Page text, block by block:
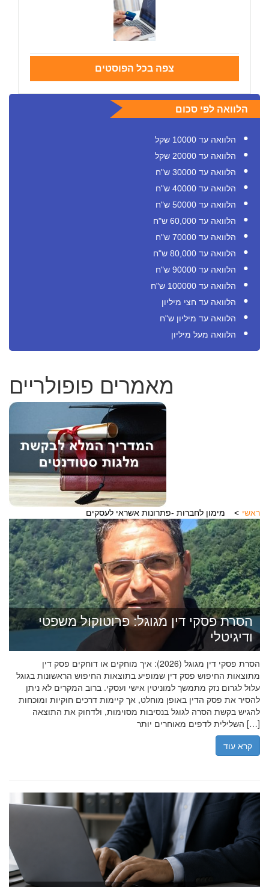
צפה בכל הפוסטים
הלוואה לפי סכום
הלוואה עד 10000 שקל
הלוואה עד 20000 שקל
הלוואה עד 30000 ש"ח
הלוואה עד 40000 ש"ח
הלוואה עד 50000 ש"ח
הלוואה עד 60,000 ש"ח
הלוואה עד 70000 ש"ח
הלוואה עד 80,000 ש"ח
הלוואה עד 90000 ש"ח
הלוואה עד 100000 ש"ח
הלוואה עד חצי מיליון
הלוואה עד מיליון ש"ח
הלוואה מעל מיליון
מאמרים פופולריים
ראשי מימון לחברות -פתרונות אשראי לעסקים
הסרת פסקי דין מגוגל: פרוטוקול משפטי
ודיגיטלי
הסרת פסקי דין מגוגל (2026): איך מוחקים או דוחקים פסק דין
מתוצאות החיפוש פסק דין שמופיע בתוצאות החיפוש הראשונות בגוגל
עלול לגרום נזק מתמשך למוניטין אישי ועסקי. ברוב המקרים לא ניתן
להסיר את פסק הדין באופן מוחלט, אך קיימות דרכים חוקיות ומוכחות
להגיש בקשת הסרה לגוגל בנסיבות מסוימות, ולדחוק את התוצאה
השלילית לדפים מאוחרים יותר […]
קרא עוד